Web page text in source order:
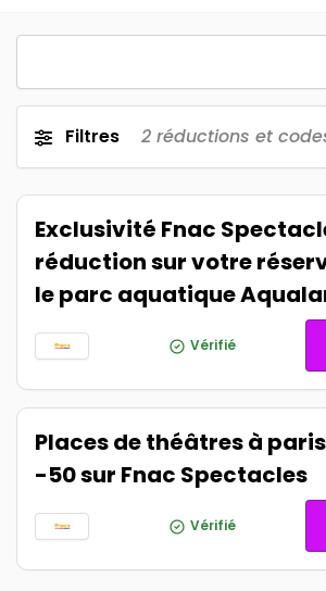
Filtres 2 réductions et
Exclusivité Fnac
réduction sur votre
le parc aquatique
Vérifié
Places de théâtres à
-50 sur Fnac Spectacles
Vérifié